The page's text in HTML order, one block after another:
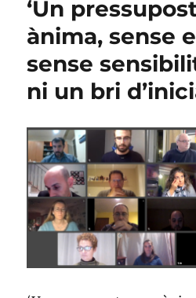
fiscals
al
2021
‘Un
ànima, sense
sense
ni un bri